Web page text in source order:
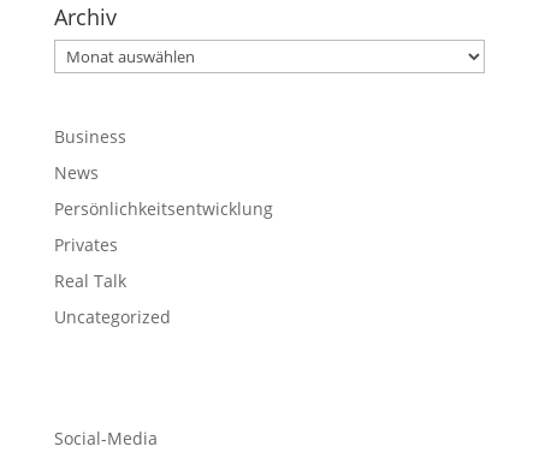
Archiv
Archiv
Business
News
Persönlichkeitsentwicklung
Privates
Real Talk
Uncategorized
Social-Media